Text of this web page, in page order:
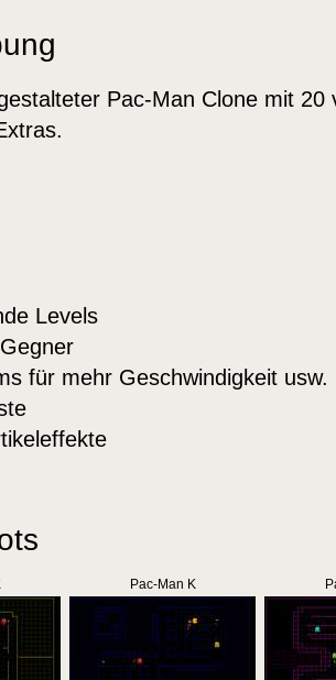
Pac-Man Clone mit 20
Levels
für mehr Geschwindigkeit usw.
Pac-Man K